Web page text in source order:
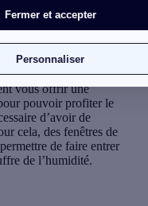
Fermer et accepter
Personnaliser
Voir plus
vous offrir une
pouvoir profiter le
d’avoir de
cela, des fenêtres de
de faire entrer
de l’humidité.